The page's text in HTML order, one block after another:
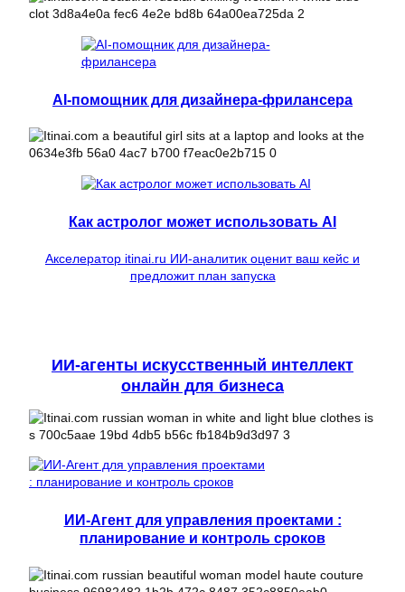
AI-помощник для дизайнера-фрилансера
Как астролог может использовать AI
Акселератор itinai.ru ИИ-аналитик оценит ваш кейс и
предложит план запуска
ИИ-агенты искусственный интеллект
онлайн для бизнеса
ИИ-Агент для управления проектами :
планирование и контроль сроков